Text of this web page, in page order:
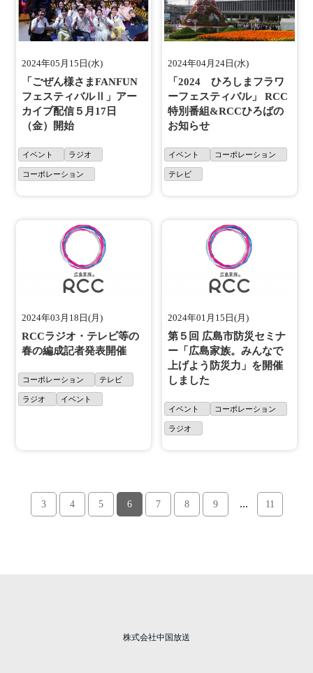
2024年05月15日(水)
「ごぜん様さまFANFUN
フェスティバルⅡ」アー
カイブ配信５月17日
（金）開始
イベント ラジオ
コーポレーション
2024年04月24日(水)
「2024 ひろしまフラワ
ーフェスティバル」 RCC
特別番組&RCCひろばの
お知らせ
イベント コーポレーション
テレビ
2024年03月18日(月)
RCCラジオ・テレビ等の
春の編成記者発表開催
コーポレーション テレビ
ラジオ イベント
2024年01月15日(月)
第５回 広島市防災セミナ
ー「広島家族。みんなで
上げよう防災力」を開催
しました
イベント コーポレーション
ラジオ
3 4 5 6 7 8 9 ... 11
株式会社中国放送